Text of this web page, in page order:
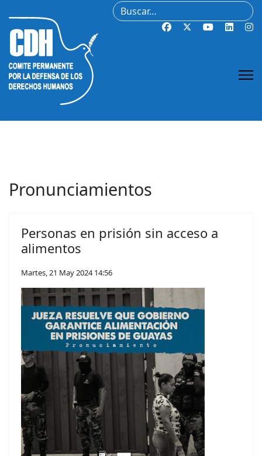
Buscar
Pronunciamientos
Personas en prisión sin acceso a
alimentos
Martes, 21 May 2024 14:56